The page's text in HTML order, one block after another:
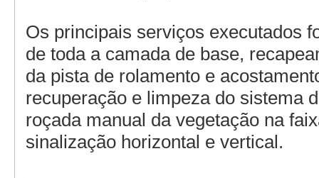
Os principais serviços executados
de toda a camada de base,
da pista de rolamento e
recuperação e limpeza do sistema
roçada manual da vegetação na
sinalização horizontal e vertical.